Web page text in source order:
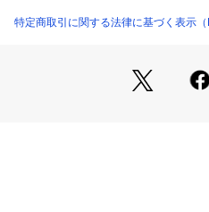
特定商取引に関する法律に基づく表示（